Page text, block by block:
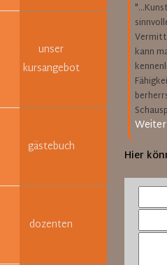
unser
kursangebot
gästebuch
dozenten
kann
Hier